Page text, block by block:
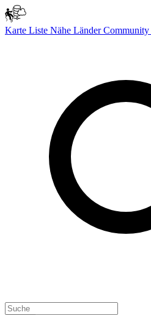
Karte Liste Nähe LänderCommunity